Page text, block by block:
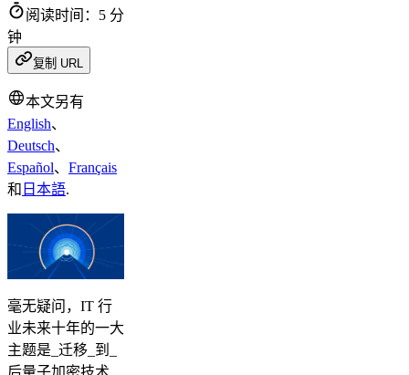
阅读时间：5 分
钟
复制 URL
本文另有
English、
Deutsch、
Español、 Français
和 日本語.
毫无疑问，IT 行
业未来十年的一大
主题是_迁移_到_
后量子加密技术